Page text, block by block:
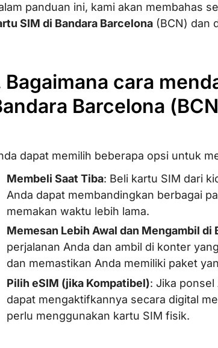
panduan ini, kami akan membahas
SIM di Bandara Barcelona (BCN) dan
Bagaimana cara
Barcelona
dapat memilih beberapa opsi untuk
Membeli Saat Tiba: Beli kartu SIM dari
Anda dapat membandingkan berbagai
memakan waktu lebih lama.
Memesan Lebih Awal dan Mengambil di
perjalanan Anda dan ambil di konter
dan memastikan Anda memiliki paket
Pilih eSIM (jika Kompatibel): Jika ponsel
dapat mengaktifkannya secara digital
perlu menggunakan kartu SIM fisik.